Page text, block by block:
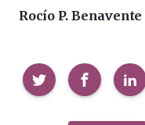
Rocío P. Benavente
Compartir